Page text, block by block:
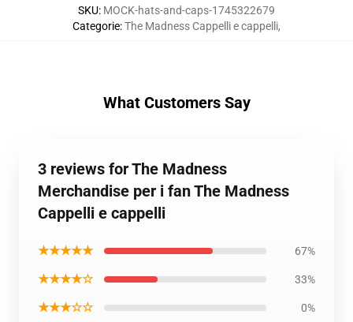
SKU: MOCK-hats-and-caps-1745322679
Categorie:The Madness Cappelli e cappelli,
What Customers Say
3 reviews for The Madness
Merchandise per i fan The Madness
Cappelli e cappelli
★★★★★ 67%
★★★★☆ 33%
★★★☆☆ 0%